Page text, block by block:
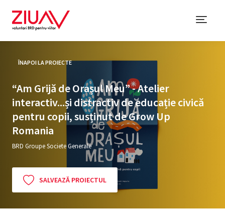
ÎNAPOI LA PROIECTE
“Am Grijă de Orașul Meu” - Atelier
interactiv...și distractiv de educație civică
pentru copii, susținut de Grow Up
Romania
BRD Groupe Societe Generale
SALVEAZĂ PROIECTUL